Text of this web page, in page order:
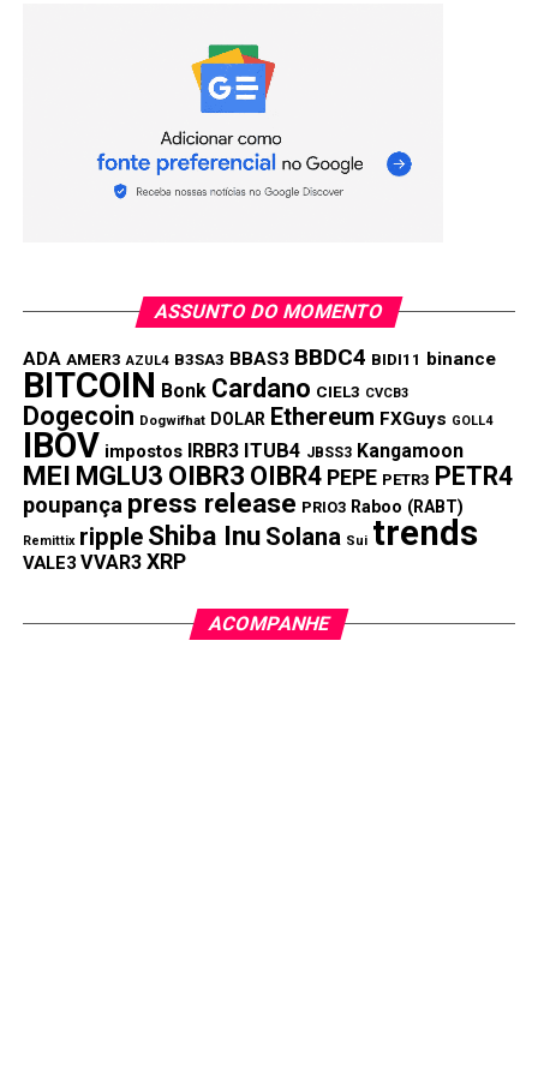
O Brasil se torna um dos países mais caros do
mundo para investir em criptomoedas
Market cap do token Bonk, memecoin da Solana,
dispara e atinge US$ 1,41 bilhão
ASSUNTO DO MOMENTO
ADA AMER3 AZUL4 B3SA3 BBAS3 BBDC4 BIDI11 binance
BITCOIN Bonk Cardano CIEL3 CVCB3
Dogecoin Dogwifhat DOLAR Ethereum FXGuys GOLL4
IBOV impostos IRBR3 ITUB4 JBSS3 Kangamoon
MEI MGLU3 OIBR3 OIBR4 PEPE PETR3 PETR4
poupança press release PRIO3 Raboo (RABT)
Remittix ripple Shiba Inu Solana Sui trends
VALE3 VVAR3 XRP
ACOMPANHE